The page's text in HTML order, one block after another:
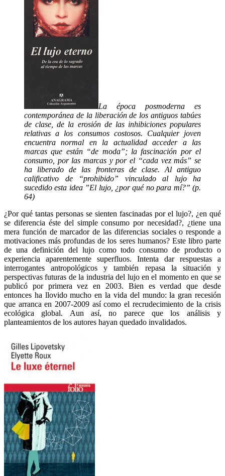
La época posmoderna es
contemporánea de la liberación de los antiguos tabúes
de clase, de la erosión de las inhibiciones populares
relativas a los consumos costosos. Cualquier joven
encuentra normal en la actualidad acceder a las
marcas que están “de moda”; la fascinación por el
consumo, por las marcas y por el “cada vez más” se
ha liberado de las fronteras de clase. Al antiguo
calificativo de “prohibido” vinculado al lujo ha
sucedido esta idea ”El lujo, ¿por qué no para mí?” (p.
64)
¿Por qué tantas personas se sienten fascinadas por el lujo?, ¿en qué
se diferencia éste del simple consumo por necesidad?, ¿tiene una
mera función de marcador de las diferencias sociales o responde a
motivaciones más profundas de los seres humanos? Este libro parte
de una definición del lujo como todo consumo de producto o
experiencia aparentemente superfluos. Intenta dar respuestas a
interrogantes antropológicos y también repasa la situación y
perspectivas futuras de la industria del lujo en el momento en que se
publicó por primera vez en 2003. Bien es verdad que desde
entonces ha llovido mucho en la vida del mundo: la gran recesión
que arranca en 2007-2009 así como el recrudecimiento de la crisis
ecológica global. Aun así, no parece que los análisis y
planteamientos de los autores hayan quedado invalidados.